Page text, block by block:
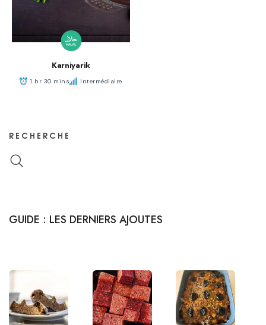
Karniyarik
1 hr 30 mins Intermédiaire
RECHERCHE
GUIDE : LES DERNIERS AJOUTES